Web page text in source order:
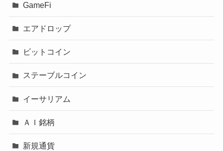
GameFi
エアドロップ
ビットコイン
ステーブルコイン
イーサリアム
ＡＩ銘柄
新規通貨